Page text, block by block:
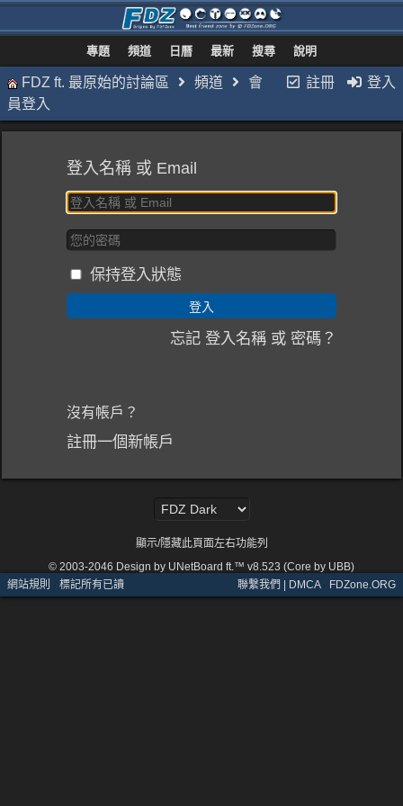
專題 頻道 日曆 最新 搜尋 說明
註冊 登入
FDZ ft. 最原始的討論區 頻道
會
員登入
登入名稱 或 Email
保持登入狀態
忘記 登入名稱 或 密碼？
沒有帳戶？
註冊一個新帳戶
顯示/隱藏此頁面左右功能列
© 2003-2046 Design by UNetBoard ft.™ v8.523 (Core by UBB)
網站規則 · 標記所有已讀 聯繫我們 | DMCA· FDZone.ORG